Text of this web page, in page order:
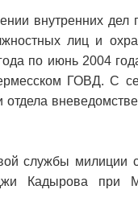
внутренних дел
лиц и
по июнь 2004
ГОВД. С
службы милиции
Кадырова при